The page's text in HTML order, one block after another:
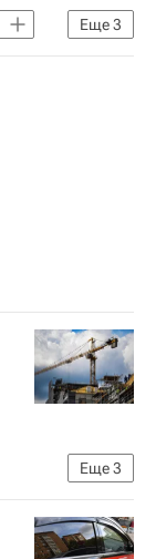
Еще3
Еще3